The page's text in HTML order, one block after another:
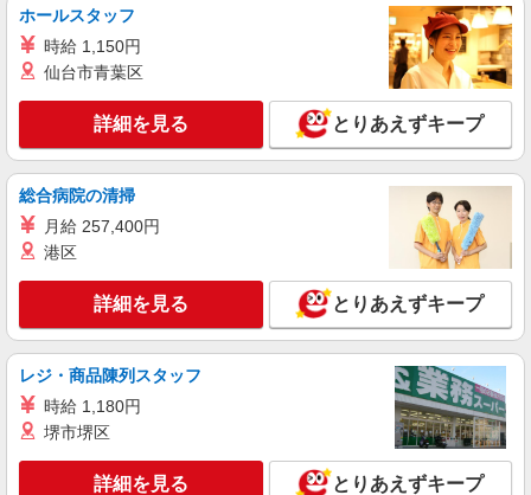
ホールスタッフ
時給 1,150円
仙台市青葉区
詳細を見る とりあえずキープ
総合病院の清掃
月給 257,400円
港区
詳細を見る とりあえずキープ
レジ・商品陳列スタッフ
時給 1,180円
堺市堺区
詳細を見る とりあえずキープ